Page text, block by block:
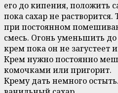
его до кипения, положить
пока сахар не
при постоянном
смесь. Огонь уменьшить
крем пока он не загустеет
Крем нужно постоянно
комочками или пригорит.
Крему дать немного